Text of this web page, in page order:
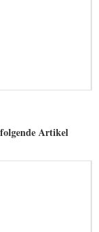
Artikel